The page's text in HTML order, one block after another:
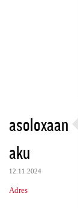
asoloxaan
aku
12.11.2024
Adres